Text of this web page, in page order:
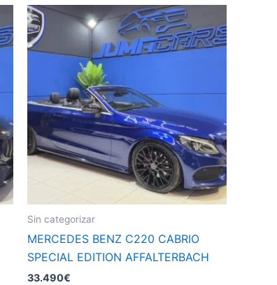
Sin categorizar
MERCEDES BENZ C220 CABRIO
SPECIAL EDITION AFFALTERBACH
33.490€